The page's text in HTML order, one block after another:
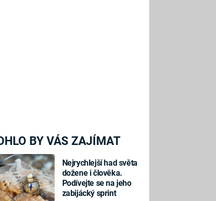
BY VÁS ZAJÍMAT
Nejrychlejší had světa
dožene i člověka.
Podívejte se na jeho
zabijácký sprint